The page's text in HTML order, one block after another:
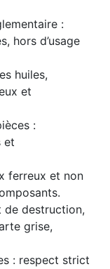
:
hors d’usage
huiles,
et
:
et
ferreux et non
de destruction,
grise,
: respect strict